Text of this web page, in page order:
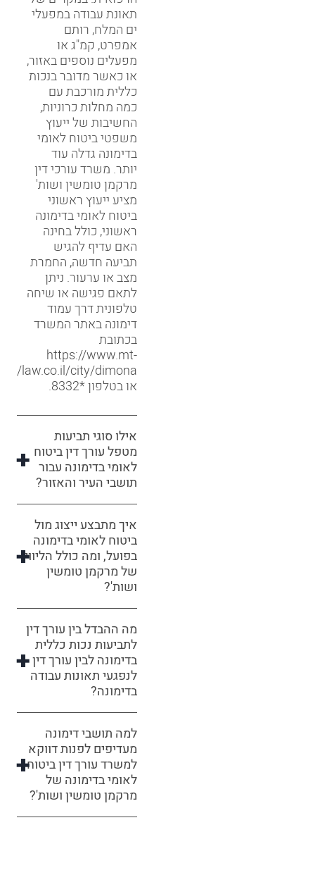
תאונת עבודה במפעלי
ים המלח, רותם
אמפרט, קמ"ג או
מפעלים נוספים באזור,
או כאשר מדובר בנכות
כללית מורכבת עם
כמה מחלות כרוניות,
החשיבות של ייעוץ
משפטי ביטוח לאומי
בדימונה גדלה עוד
יותר. משרד עורכי דין
מרקמן טומשין ושות'
מציע ייעוץ ראשוני
ביטוח לאומי בדימונה
ראשוני, כולל בחינה
האם עדיף להגיש
תביעה חדשה, החמרת
מצב או ערעור. ניתן
לתאם פגישה או שיחה
טלפונית דרך עמוד
דימונה באתר המשרד
בכתובת
https://www.mt-
law.co.il/city/dimona/
או בטלפון *8332.
אילו סוגי תביעות
מטפל עורך דין ביטוח
לאומי בדימונה עבור
תושבי העיר והאזור?
איך מתבצע ייצוג מול
ביטוח לאומי בדימונה
בפועל, ומה כולל הליווי
של מרקמן טומשין
ושות'?
מה ההבדל בין עורך דין
לתביעות נכות כללית
בדימונה לבין עורך דין
לנפגעי תאונות עבודה
בדימונה?
למה תושבי דימונה
מעדיפים לפנות דווקא
למשרד עורך דין ביטוח
לאומי בדימונה של
מרקמן טומשין ושות'?